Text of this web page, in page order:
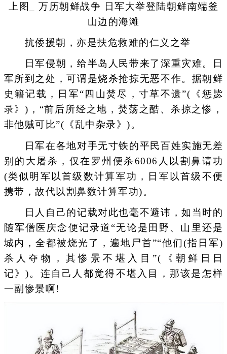
上图_ 万历朝鲜战争 日军大举登陆朝鲜南端釜
山边的海滩
抗倭援朝，亦是扶危救难的仁义之举
日军侵朝，给半岛人民带来了深重灾难。日
军所到之处，可谓是烧杀抢掠无恶不作。据朝鲜
史籍记载，日军“四山焚尽，寸草不遗”(《惩毖
录》)，“前后所经之地，焚荡之酷、杀掠之惨，
非他贼可比”(《乱中杂录》)。
日军在各地对手无寸铁的平民百姓实施无差
别的大屠杀，仅在罗州便杀6006人以割鼻请功
(类似明军以首级数计算军功，日军以首级不便
携带，故代以割鼻数计算军功)。
日人自己的记载对此也毫不避讳，如当时的
随军僧医庆念便记录道“无论是田野、山里还是
城内，全都被烧光了，遍地尸首”“他们(指日军)
杀人夺物，其惨景不堪入目”(《朝鲜日日
记》)。连自己人都觉得不堪入目，那该是怎样
一副惨景啊!